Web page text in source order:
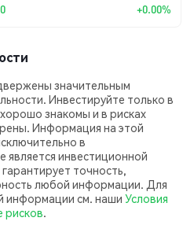
+0.00%
значительным
Инвестируйте только в
знакомы и в рисках
Информация на этой
в
инвестиционной
точность,
любой информации. Для
информации см. наши Условия
рисков.